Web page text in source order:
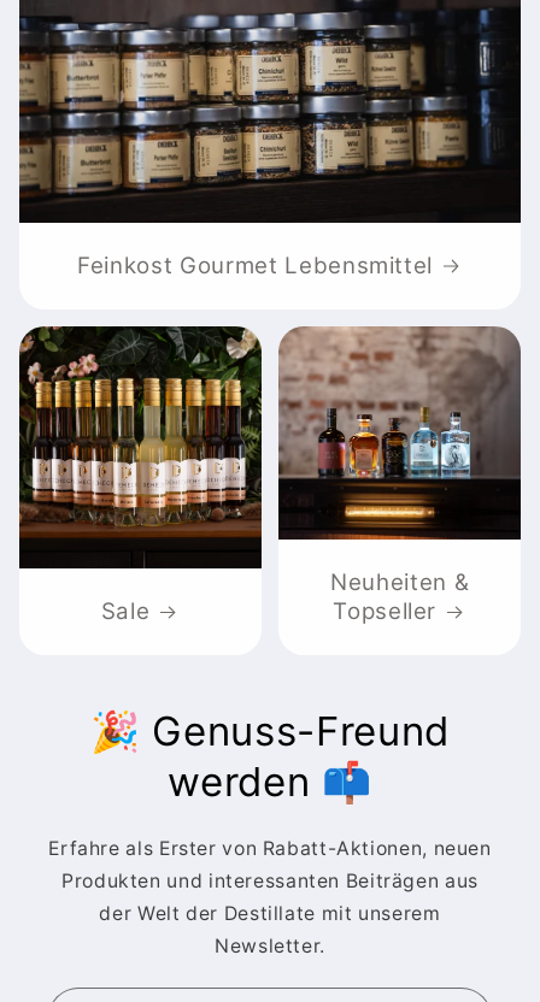
Feinkost Gourmet Lebensmittel
Sale
Neuheiten &
Topseller
🎉 Genuss-Freund
werden 📫
Erfahre als Erster von Rabatt-Aktionen, neuen
Produkten und interessanten Beiträgen aus
der Welt der Destillate mit unserem
Newsletter.